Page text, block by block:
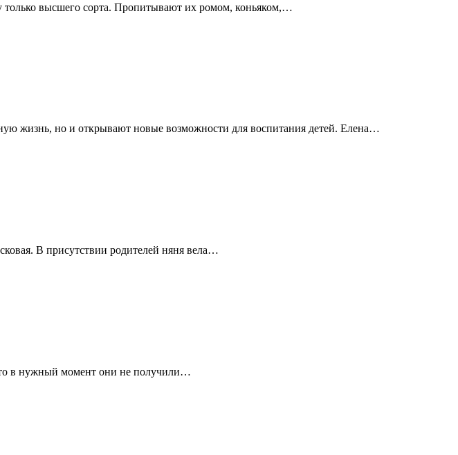
только высшего сорта. Пропитывают их ромом, коньяком,…
жизнь, но и открывают новые возможности для воспитания детей. Елена…
В присутствии родителей няня вела…
в нужный момент они не получили…